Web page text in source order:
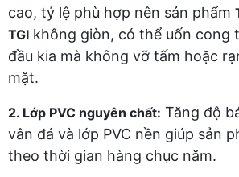
cao, tỷ lệ phù hợp nên sản phẩm
TGI không giòn, có thể uốn cong
đầu kia mà không vỡ tấm hoặc
mặt.
2. Lớp PVC nguyên chất: Tăng độ
vân đá và lớp PVC nền giúp sản
theo thời gian hàng chục năm.